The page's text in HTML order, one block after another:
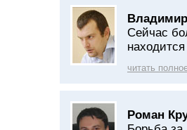
Сейчас
читать
Роман